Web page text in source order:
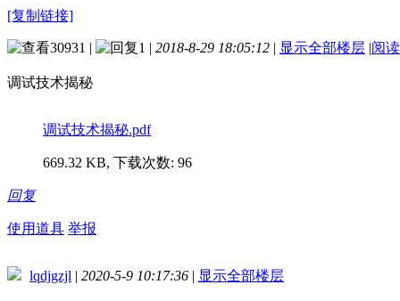
[复制链接]
30931 | 1 | 2018-8-29 18:05:12 | 显示全部楼层 |阅
调试技术揭秘
调试技术揭秘.pdf
669.32 KB, 下载次数: 96
回复
使用道具 举报
lqdjgzjl | 2020-5-9 10:17:36 | 显示全部楼层